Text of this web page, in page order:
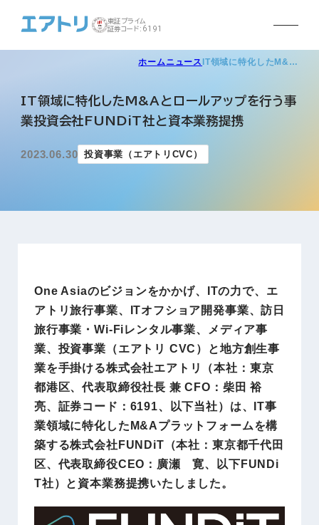
東証プライム
証券コード:6191
ホーム ニュース IT領域に特化したM&…
IT領域に特化したM&Aとロールアップを行う事
業投資会社FUNDiT社と資本業務提携
2023.06.30 投資事業（エアトリCVC）
One Asiaのビジョンをかかげ、ITの力で、エ
アトリ旅行事業、ITオフショア開発事業、訪日
旅行事業・Wi-Fiレンタル事業、メディア事
業、投資事業（エアトリ CVC）と地方創生事
業を手掛ける株式会社エアトリ（本社：東京
都港区、代表取締役社長 兼 CFO：柴田 裕
亮、証券コード：6191、以下当社）は、IT事
業領域に特化したM&Aプラットフォームを構
築する株式会社FUNDiT（本社：東京都千代田
区、代表取締役CEO：廣瀬 寛、以下FUNDi
T社）と資本業務提携いたしました。